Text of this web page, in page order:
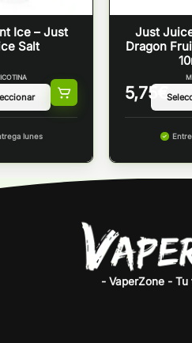
Ice – Just
Salt
lunes
Just
Dragon
5,75 €
- VaperZone -